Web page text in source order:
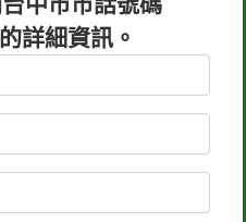
詳細資訊。